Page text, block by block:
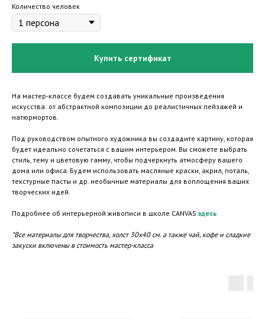
Количество человек
Купить сертификат
На мастер-классе будем создавать уникальные произведения
искусства: от абстрактной композиции до реалистичных пейзажей и
натюрмортов.
Под руководством опытного художника вы создадите картину, которая
будет идеально сочетаться с вашим интерьером. Вы сможете выбрать
стиль, тему и цветовую гамму, чтобы подчеркнуть атмосферу вашего
дома или офиса. Будем использовать масляные краски, акрил, поталь,
текстурные пасты и др. необычные материалы для воплощения ваших
творческих идей.
Подробнее об интерьерной живописи в школе CANVAS здесь
*Все материалы для творчества, холст 30х40 см. а также чай, кофе и сладкие
закуски включены в стоимость мастер-класса